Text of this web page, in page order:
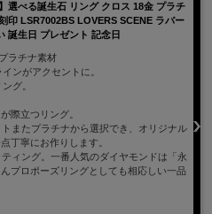
選べる誕生石 リング クロス 18金 プラチ
印 LSR7002BS LOVERS SCENE ラバー
誕生日 プレゼント 記念日
ラチナ素材
インがアクセントに。
グ。
際立つリング。
またプラチナから選択でき、オリジナル
丁寧にお作りします。
ィング。一番人気のダイヤモンドは「永
プロポーズリングとしても相応しい一品